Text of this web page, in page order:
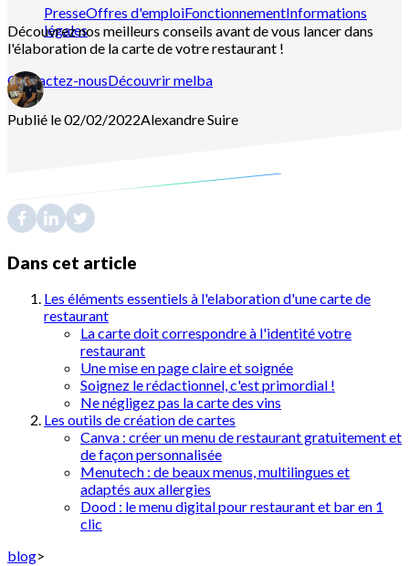
PresseOffres d'emploiFonctionnementInformations
légales
Contactez-nousDécouvrir melba
Découvrez nos meilleurs conseils avant de vous lancer dans
l'élaboration de la carte de votre restaurant !
Publié le 02/02/2022AlexandreSuire
Dans cet article
Les éléments essentiels à l'elaboration d'une carte de
restaurant
La carte doit correspondre à l'identité votre
restaurant
Une mise en page claire et soignée
Soignez le rédactionnel, c'est primordial !
Ne négligez pas la carte des vins
Les outils de création de cartes
Canva : créer un menu de restaurant gratuitement et
de façon personnalisée
Menutech : de beaux menus, multilingues et
adaptés aux allergies
Dood : le menu digital pour restaurant et bar en 1
clic
blog>